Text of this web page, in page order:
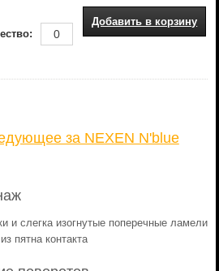
Добавить в корзину
за NEXEN N'blue
и слегка изогнутые поперечные ламели
пятна контакта